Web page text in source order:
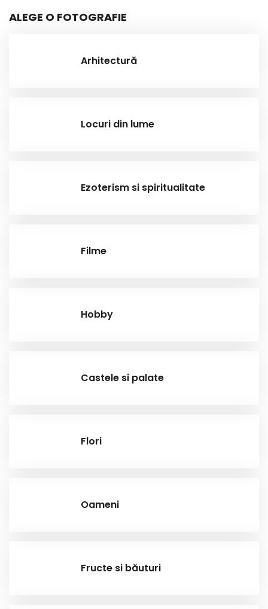
ALEGE O FOTOGRAFIE
Arhitectură
Locuri din lume
Ezoterism si spiritualitate
Filme
Hobby
Castele si palate
Flori
Oameni
Fructe si băuturi